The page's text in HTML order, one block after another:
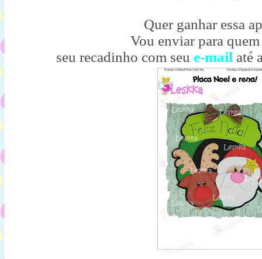
Quer ganhar essa
Vou enviar para
seu recadinho com seu e-mail até